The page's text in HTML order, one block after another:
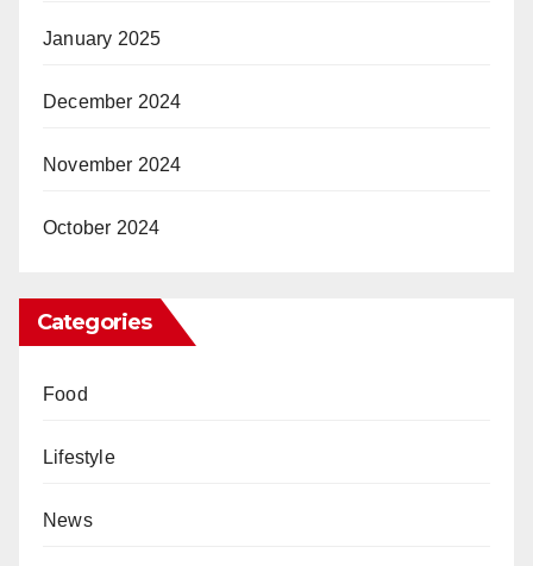
January 2025
December 2024
November 2024
October 2024
Categories
Food
Lifestyle
News